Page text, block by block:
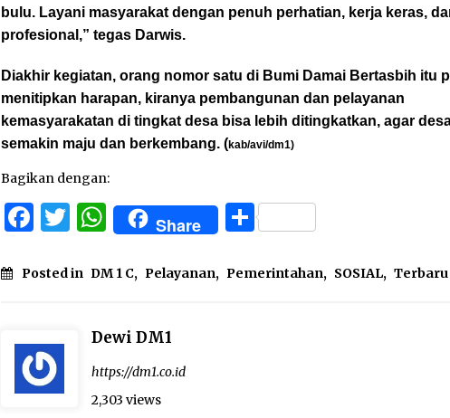
bulu. Layani masyarakat dengan penuh perhatian, kerja keras,
profesional,” tegas Darwis.
Diakhir kegiatan, orang nomor satu di Bumi Damai Bertasbih itu
menitipkan harapan, kiranya pembangunan dan pelayanan
kemasyarakatan di tingkat desa bisa lebih ditingkatkan, agar
semakin maju dan berkembang. (kab/avi/dm1)
Bagikan dengan:
Facebook
Twitter
WhatsApp
Share Share
Posted in DM 1 C, Pelayanan, Pemerintahan, SOSIAL, Terbaru
Dewi DM1
https://dm1.co.id
2,303 views